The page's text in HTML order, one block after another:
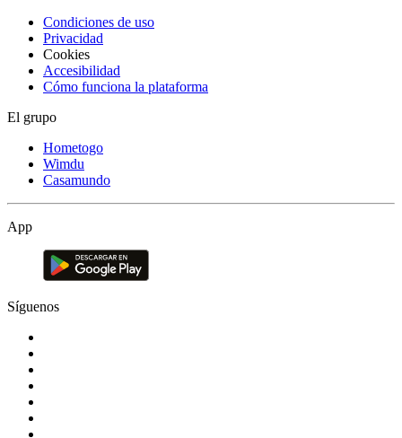
Condiciones de uso
Privacidad
Cookies
Accesibilidad
Cómo funciona la plataforma
El grupo
Hometogo
Wimdu
Casamundo
App
Síguenos